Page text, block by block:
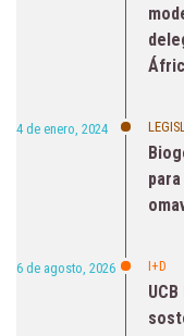
4 de enero, 2024
6 de agosto, 2026 I+D